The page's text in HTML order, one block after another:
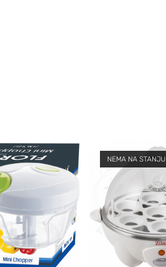
NEMA NA STANJU